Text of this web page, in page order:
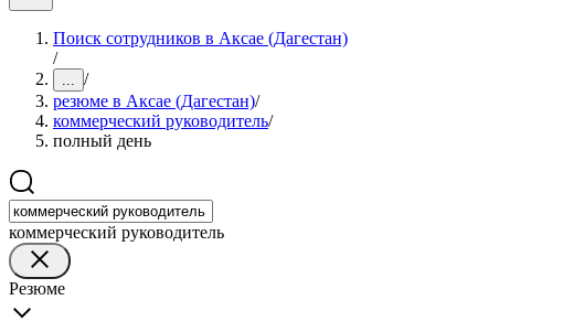
Поиск сотрудников в Аксае (Дагестан)
/
... /
резюме в Аксае (Дагестан)/
коммерческий руководитель/
полный день
коммерческий руководитель
Резюме